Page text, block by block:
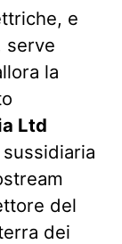
e
serve
la
Ltd
del
dei